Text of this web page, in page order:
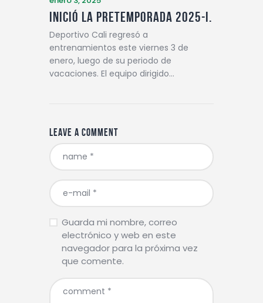
Inició la pretemporada 2025-I.
Deportivo Cali regresó a
entrenamientos este viernes 3 de
enero, luego de su periodo de
vacaciones. El equipo dirigido…
Leave a comment
Guarda mi nombre, correo
electrónico y web en este
navegador para la próxima vez
que comente.